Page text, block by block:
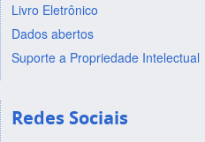
Livro Eletrônico
Dados abertos
Suporte a Propriedade Intelectual
Redes Sociais